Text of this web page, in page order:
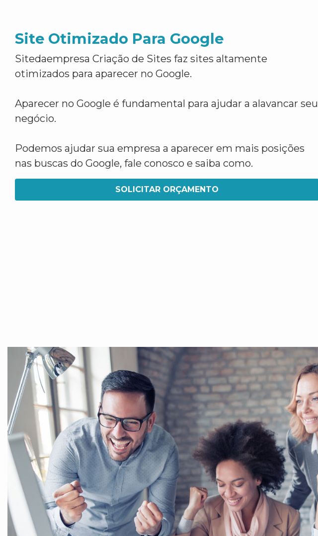
Site Otimizado Para Google
Sitedaempresa Criação de Sites faz sites altamente
otimizados para aparecer no Google.
Aparecer no Google é fundamental para ajudar a alavancar seu
negócio.
Podemos ajudar sua empresa a aparecer em mais posições
nas buscas do Google, fale conosco e saiba como.
SOLICITAR ORÇAMENTO